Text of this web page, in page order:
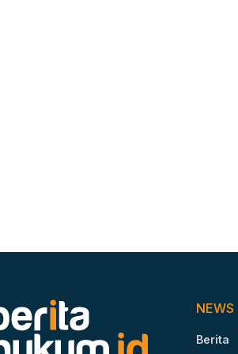
NEWS
Berita